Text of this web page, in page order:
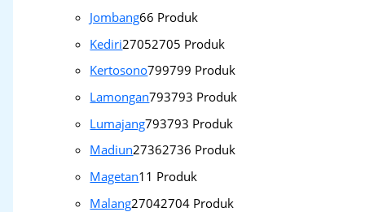
Jombang66 Produk
Kediri27052705 Produk
Kertosono799799 Produk
Lamongan793793 Produk
Lumajang793793 Produk
Madiun27362736 Produk
Magetan1 1 Produk
Malang27042704 Produk